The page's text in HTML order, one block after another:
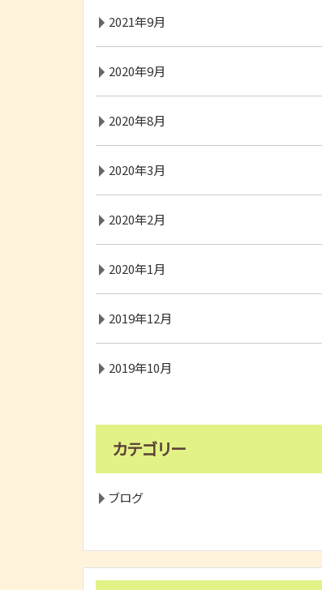
2021年9月
2020年9月
2020年8月
2020年3月
2020年2月
2020年1月
2019年12月
2019年10月
カテゴリー
ブログ